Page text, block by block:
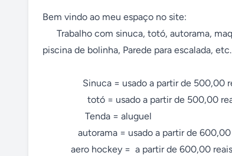
Bem vindo ao meu espaço no site:
piscina de bolinha, Parede para escalada, etc.